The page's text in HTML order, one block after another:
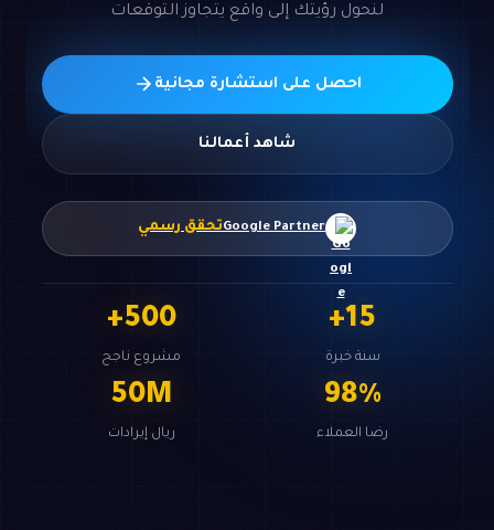
لنحول رؤيتك إلى واقع يتجاوز التوقعات
احصل على استشارة مجانية
شاهد أعمالنا
Google Partnerتحقق رسمي
15
+
سنة خبرة
500
+
مشروع ناجح
98%
رضا العملاء
50M
ريال إيرادات